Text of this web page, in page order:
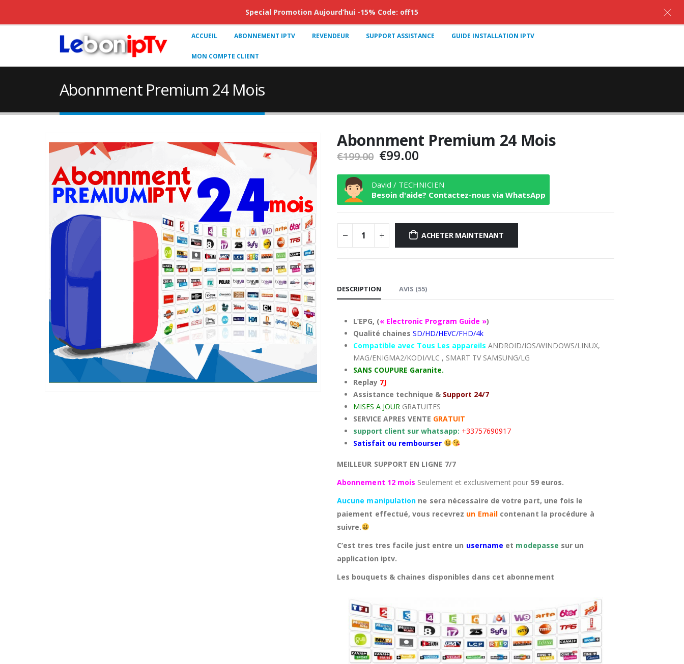
ACCUEIL ABONNEMENT IPTV REVENDEUR SUPPORT ASSISTANCE GUIDE INSTALLATION IPTV
MON COMPTE CLIENT
Abonnment Premium 24 Mois
Abonnment Premium 24 Mois
€199.00 Le
initial
était :
€199.00.
€99.00
actuel
est :
€99.00.
David / TECHNICIEN
Besoin d'aide? Contactez-nous via WhatsApp
ACHETER MAINTENANT
DESCRIPTION AVIS (55)
L’EPG, (« Electronic Program Guide »)
Qualité chaines SD/HD/HEVC/FHD/4k
Compatible avec Tous Les appareils ANDROID/IOS/WINDOWS/LINUX,
MAG/ENIGMA2/KODI/VLC , SMART TV SAMSUNG/LG
SANS COUPURE Garanite.
Replay 7J
Assistance technique & Support 24/7
MISES A JOUR GRATUITES
SERVICE APRES VENTE GRATUIT
support client sur whatsapp: +33757690917
Satisfait ou rembourser
MEILLEUR SUPPORT EN LIGNE 7/7
Abonnement 12 mois Seulement et exclusivement pour 59 euros.
Aucune manipulation ne sera nécessaire de votre part, une fois le
paiement effectué, vous recevrez un Emailcontenant la procédure à
suivre.
C’est tres tres facile just entre un username et modepasse sur un
application iptv.
Les bouquets & chaines disponibles dans cet abonnement
Special Promotion Aujourd’hui -15% Code: off15